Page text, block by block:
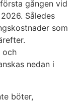
gången vid
Således
som
och
nedan i
böter,